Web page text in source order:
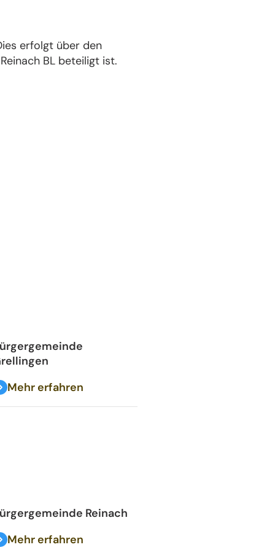
Mehr erfahren
Mehr erfahren
Reinach
erfolgt über den
BL beteiligt ist.